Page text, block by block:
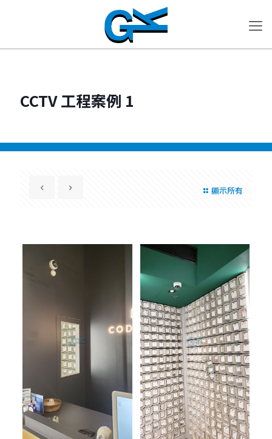
CCTV 工程案例 1
顯示所有